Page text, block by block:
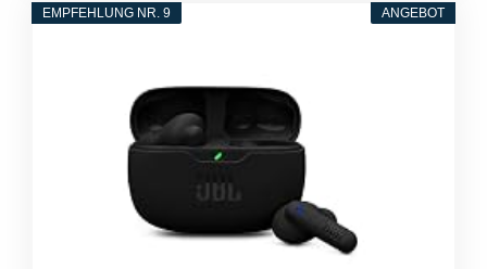
ANGEBOT
EMPFEHLUNG NR. 9